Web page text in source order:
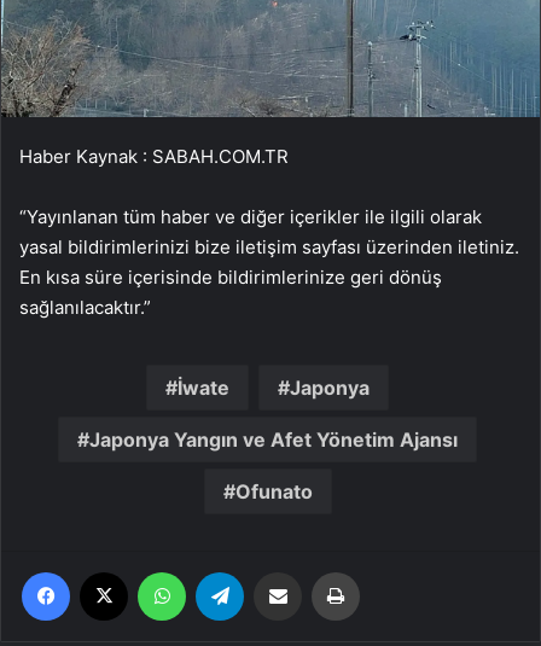
Haber Kaynak : SABAH.COM.TR
“Yayınlanan tüm haber ve diğer içerikler ile ilgili olarak
yasal bildirimlerinizi bize iletişim sayfası üzerinden iletiniz.
En kısa süre içerisinde bildirimlerinize geri dönüş
sağlanılacaktır.”
İwate Japonya
Japonya Yangın ve Afet Yönetim Ajansı
Ofunato
Facebook WhatsApp Email'den paylaş